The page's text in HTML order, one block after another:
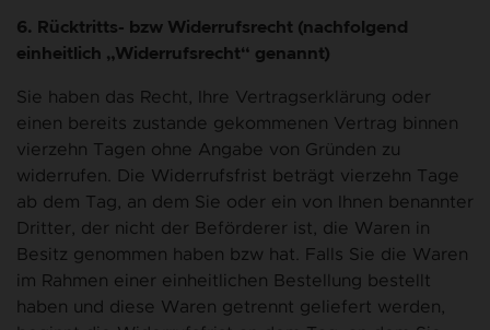
6. Rücktritts- bzw Widerrufsrecht (nachfolgend
einheitlich „Widerrufsrecht“ genannt)
Sie haben das Recht, Ihre Vertragserklärung oder
einen bereits zustande gekommenen Vertrag binnen
vierzehn Tagen ohne Angabe von Gründen zu
widerrufen. Die Widerrufsfrist beträgt vierzehn Tage
ab dem Tag, an dem Sie oder ein von Ihnen benannter
Dritter, der nicht der Beförderer ist, die Waren in
Besitz genommen haben bzw hat. Falls Sie die Waren
im Rahmen einer einheitlichen Bestellung bestellt
haben und diese Waren getrennt geliefert werden,